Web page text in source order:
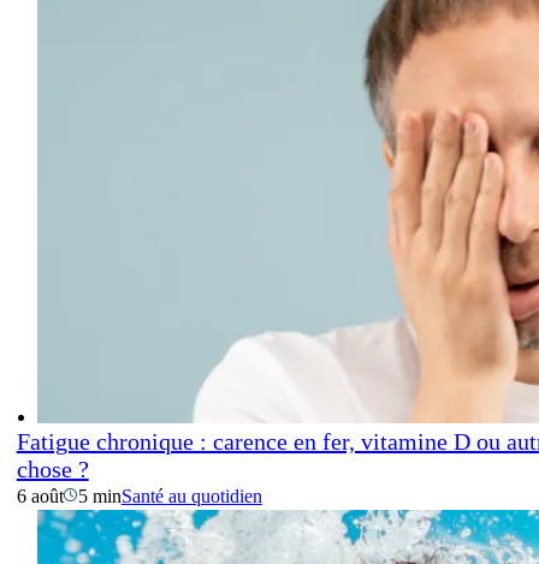
Fatigue chronique : carence en fer, vitamine D ou
chose ?
6 août 5 minSanté au quotidien